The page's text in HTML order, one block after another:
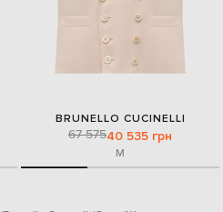
BRUNELLO CUCINELLI
67 57540 535 грн
M